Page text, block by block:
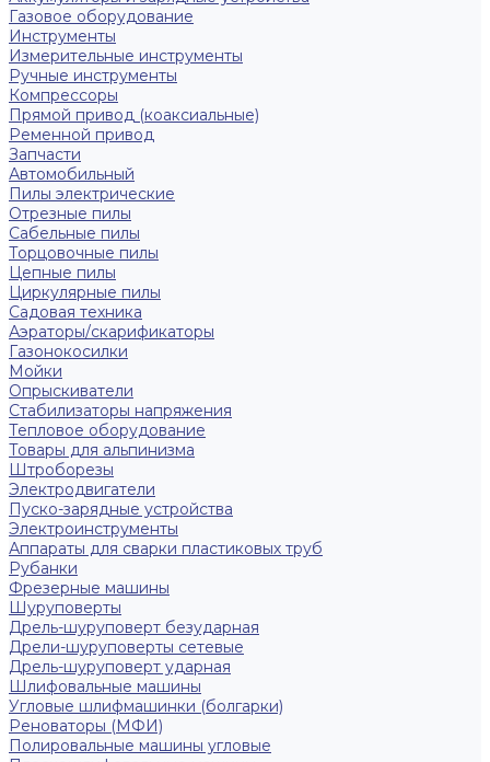
Газовое оборудование
Инструменты
Измерительные инструменты
Ручные инструменты
Компрессоры
Прямой привод (коаксиальные)
Ременной привод
Запчасти
Автомобильный
Пилы электрические
Отрезные пилы
Сабельные пилы
Торцовочные пилы
Цепные пилы
Циркулярные пилы
Садовая техника
Аэраторы/скарификаторы
Газонокосилки
Мойки
Опрыскиватели
Стабилизаторы напряжения
Тепловое оборудование
Товары для альпинизма
Штроборезы
Электродвигатели
Пуско-зарядные устройства
Электроинструменты
Аппараты для сварки пластиковых труб
Рубанки
Фрезерные машины
Шуруповерты
Дрель-шуруповерт безударная
Дрели-шуруповерты сетевые
Дрель-шуруповерт ударная
Шлифовальные машины
Угловые шлифмашинки (болгарки)
Реноваторы (МФИ)
Полировальные машины угловые